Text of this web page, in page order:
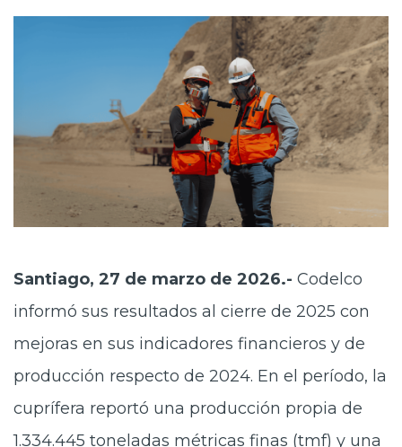
Santiago, 27 de marzo de 2026.- Codelco
informó sus resultados al cierre de 2025 con
mejoras en sus indicadores financieros y de
producción respecto de 2024. En el período, la
cuprífera reportó una producción propia de
1.334.445 toneladas métricas finas (tmf) y una